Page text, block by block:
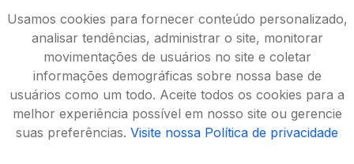
Usamos cookies para fornecer conteúdo personalizado,
analisar tendências, administrar o site, monitorar
movimentações de usuários no site e coletar
informações demográficas sobre nossa base de
usuários como um todo. Aceite todos os cookies para a
melhor experiência possível em nosso site ou gerencie
suas preferências. Visite nossa Política de privacidade